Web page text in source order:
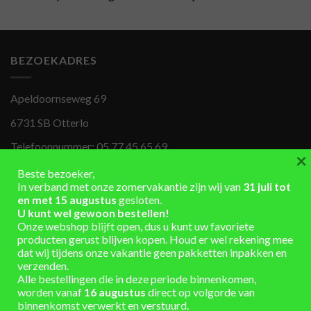
BEZOEKADRES
Apeldoornseweg 69
6731 SB Otterlo
Telefoonnummer:05 77 45 65 69
info@rondomton.nl
Genoemde prijzen zijn inclusief BTW.
OPENINGSTIJDEN
Ma 8.00-17.00u
Di 8.00-17.00u
Beste bezoeker,
In verband met onze zomervakantie zijn wij van 31 juli tot
en met 15 augustus gesloten.
U kunt wel gewoon bestellen!
Onze webshop blijft open, dus u kunt uw favoriete
producten gerust blijven kopen. Houd er wel rekening mee
dat wij tijdens onze vakantie geen pakketten inpakken en
verzenden.
Alle bestellingen die in deze periode binnenkomen,
worden vanaf 16 augustus direct op volgorde van
binnenkomst verwerkt en verstuurd.
×